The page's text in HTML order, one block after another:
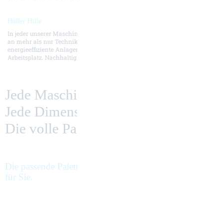
Hüller Hille
In jeder unserer Maschinen steckt tiefes Know-how. Aber wir denken
an mehr als nur Technik. Optimale Prozessauslegungen,
energieeffiziente Anlagen, Wartungs- und Bedienerfreundlichkeit am
Arbeitsplatz. Nachhaltigkeit ist Premium.
Jede Maschine.
Jede Dimension.
Die volle Palette.
Die passende Paletten­größe von 400 mm bis 2000 mm
für Sie.